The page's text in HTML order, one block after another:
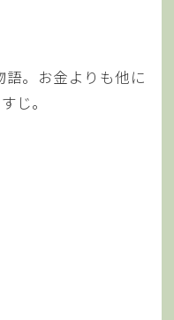
。お金よりも他に
じ。